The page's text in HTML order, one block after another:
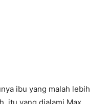
ibu yang malah lebih